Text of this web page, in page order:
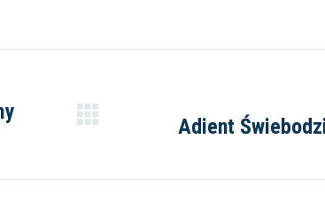
NastępnyAdient